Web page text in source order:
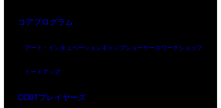
コアプログラム
アート・インキュベーションキャンプショーケースワークショップ
ミートアップ
CCBTプレイヤーズ